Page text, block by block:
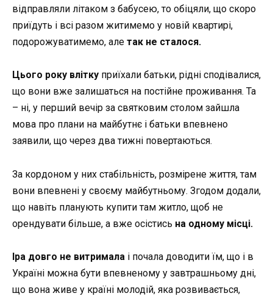
відправляли літаком з бабусею, то обіцяли, що скоро
приїдуть і всі разом житимемо у новій квартирі,
подорожуватимемо, але так не сталося.
Цього року влітку приїхали батьки, рідні сподівалися,
що вони вже залишаться на постійне проживання. Та
– ні, у перший вечір за святковим столом зайшла
мова про плани на майбутнє і батьки впевнено
заявили, що через два тижні повертаються.
За кордоном у них стабільність, розмірене життя, там
вони впевнені у своєму майбутньому. Згодом додали,
що навіть планують купити там житло, щоб не
орендувати більше, а вже осістись на одному місці.
Іра довго не витримала і почала доводити їм, що і в
Україні можна бути впевненому у завтрашньому дні,
що вона живе у країні молодій, яка розвивається,